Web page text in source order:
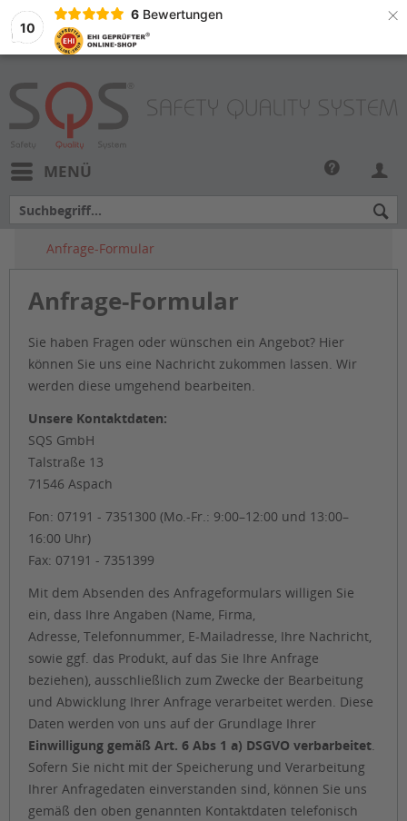
10
6 Bewertungen ×
MENÜ
Anfrage-Formular
Anfrage-Formular
Sie haben Fragen oder wünschen ein Angebot? Hier
können Sie uns eine Nachricht zukommen lassen. Wir
werden diese umgehend bearbeiten.
Unsere Kontaktdaten:
SQS GmbH
Talstraße 13
71546 Aspach
Fon: 07191 - 7351300 (Mo.-Fr.: 9:00–12:00 und 13:00–
16:00 Uhr)
Fax: 07191 - 7351399
Mit dem Absenden des Anfrageformulars willigen Sie
ein, dass Ihre Angaben (Name, Firma,
Adresse, Telefonnummer, E-Mailadresse, Ihre Nachricht,
sowie ggf. das Produkt, auf das Sie Ihre Anfrage
beziehen), ausschließlich zum Zwecke der Bearbeitung
und Abwicklung Ihrer Anfrage verarbeitet werden. Diese
Daten werden von uns auf der Grundlage Ihrer
Einwilligung gemäß Art. 6 Abs 1 a) DSGVO verbarbeitet.
Sofern Sie nicht mit der Speicherung und Verarbeitung
Ihrer Anfragedaten einverstanden sind, können Sie uns
gemäß den oben genannten Kontaktdaten telefonisch